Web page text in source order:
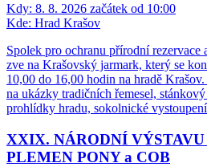
Kdy: 8. 8. 2026 začátek od 10:00
Kde: Hrad Krašov
Spolek pro ochranu přírodní rezervace
zve na Krašovský jarmark, který se
10,00 do 16,00 hodin na hradě
na ukázky tradičních řemesel,
prohlídky hradu, sokolnické
XXIX. NÁRODNÍ
PLEMEN PONY a COB